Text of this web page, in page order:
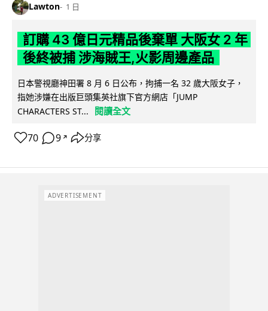
Lawton 1 日
訂購 43 億日元精品後棄單 大阪女 2 年
後終被捕 涉海賊王,火影周邊產品
日本警視廳神田署 8 月 6 日公布，拘捕一名 32 歲大阪女子，
指她涉嫌在出版巨頭集英社旗下官方網店「JUMP
CHARACTERS ST...
閱讀全文
70 9 ↗ 分享
ADVERTISEMENT